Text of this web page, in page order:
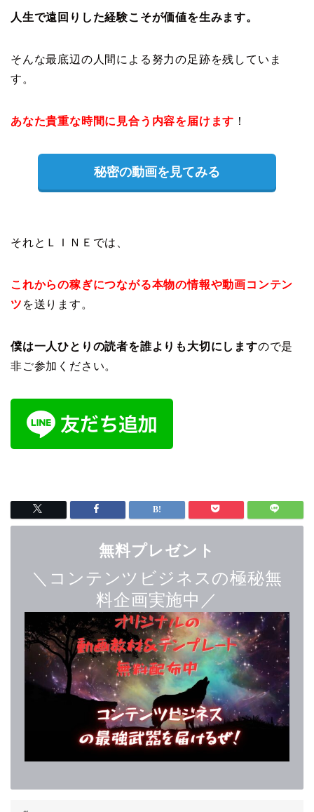
人生で遠回りした経験こそが価値を生みます。
そんな最底辺の人間による努力の足跡を残していま
す。
あなた貴重な時間に見合う内容を届けます ！
秘密の動画を見てみる
それとＬＩＮＥでは、
これからの稼ぎにつながる本物の情報や動画コンテン
ツ を送ります。
僕は一人ひとりの読者を誰よりも大切にしますので是
非ご参加ください。
無料プレゼント
＼コンテンツビジネスの極秘無
料企画実施中／